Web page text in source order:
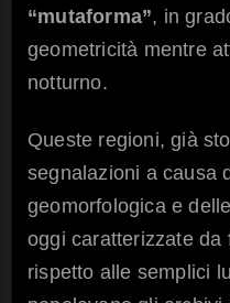
“mutaforma”, in
geometricità mentre
notturno.
Queste regioni, già
segnalazioni a causa
geomorfologica e
oggi caratterizzate da
rispetto alle semplici